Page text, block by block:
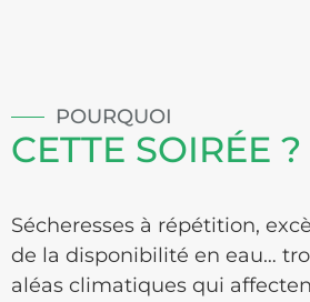
POURQUOI
CETTE SOIRÉE ?
Sécheresses à répétition,
de la disponibilité en eau…
aléas climatiques qui